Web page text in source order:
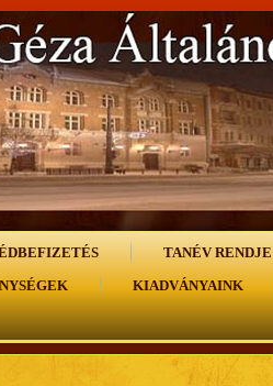
TANÉV RENDJE
KIADVÁNYAINK